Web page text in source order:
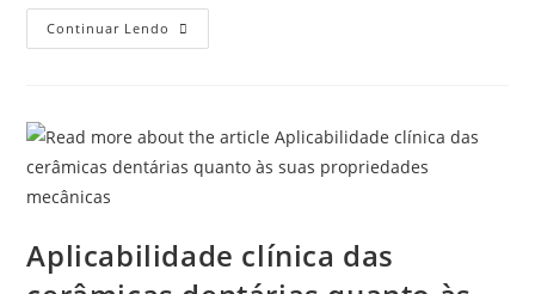
Continuar Lendo
Aplicabilidade clínica das